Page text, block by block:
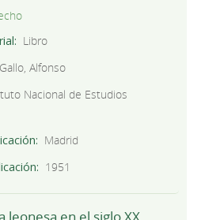
Libro
Alfonso
Nacional de Estudios
Madrid
1951